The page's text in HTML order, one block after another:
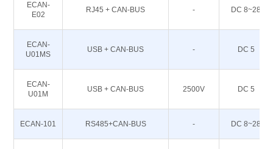
ECAN-
E02
RJ45 + CAN-BUS - DC 8~28
ECAN-
U01MS
USB + CAN-BUS - DC 5
ECAN-
U01M
USB + CAN-BUS 2500V DC 5
ECAN-101 RS485+CAN-BUS - DC 8~28